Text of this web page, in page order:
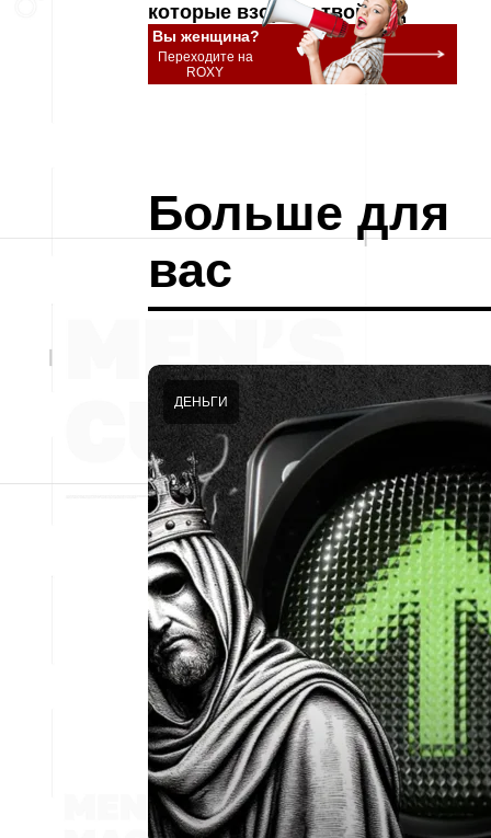
которые взорвут твой год
Вы женщина?
Переходите на
ROXY
Больше для
вас
ДЕНЬГИ